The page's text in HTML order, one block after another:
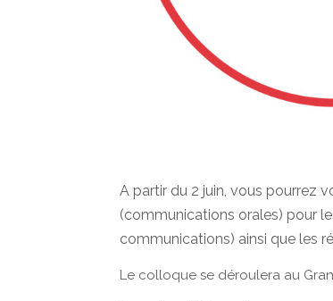
A partir du 2 juin, vous pourrez
(communications orales) pour
communications) ainsi que les
Le colloque se déroulera au